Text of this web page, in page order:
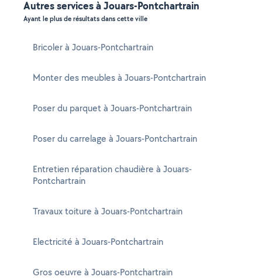
Autres services à Jouars-Pontchartrain
Ayant le plus de résultats dans cette ville
Bricoler à Jouars-Pontchartrain
Monter des meubles à Jouars-Pontchartrain
Poser du parquet à Jouars-Pontchartrain
Poser du carrelage à Jouars-Pontchartrain
Entretien réparation chaudière à Jouars-
Pontchartrain
Travaux toiture à Jouars-Pontchartrain
Electricité à Jouars-Pontchartrain
Gros oeuvre à Jouars-Pontchartrain